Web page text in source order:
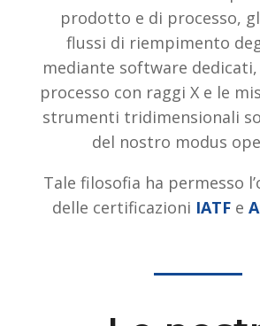
prodotto e di processo,
flussi di riempimento
mediante software
processo con raggi X e le
strumenti tridimensionali
del nostro modus
Tale filosofia ha permesso
delle certificazioni IATF e